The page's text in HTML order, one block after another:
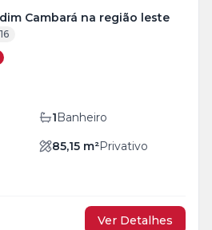
Cambará na região leste
1Banheiro
85,15 m²Privativo
Ver Detalhes